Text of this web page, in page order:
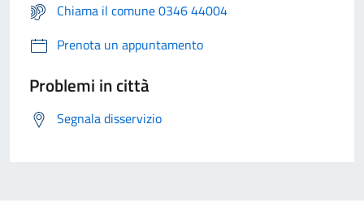
Chiama il comune 0346 44004
Prenota un appuntamento
Problemi in città
Segnala disservizio